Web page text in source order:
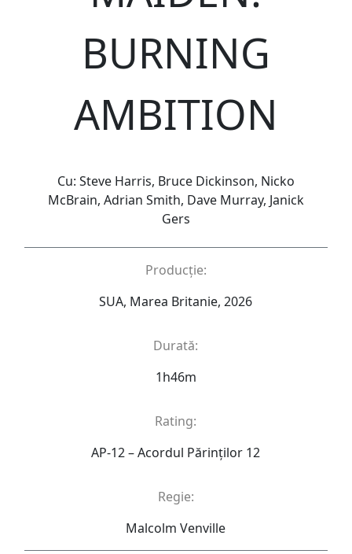
BURNING
AMBITION
Cu: Steve Harris, Bruce Dickinson, Nicko
McBrain, Adrian Smith, Dave Murray, Janick
Gers
Producție:
SUA, Marea Britanie, 2026
Durată:
1h46m
Rating:
AP-12 – Acordul Părinţilor 12
Regie:
Malcolm Venville